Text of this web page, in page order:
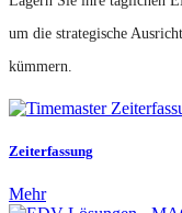
um die strategische
kümmern.
Zeiterfassung
Mehr